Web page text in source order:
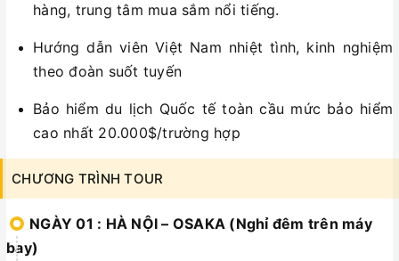
hàng, trung tâm mua sắm nổi tiếng.
Hướng dẫn viên Việt Nam nhiệt tình, kinh nghiệm
theo đoàn suốt tuyến
Bảo hiểm du lịch Quốc tế toàn cầu mức bảo hiểm
cao nhất 20.000$/trường hợp
CHƯƠNG TRÌNH TOUR
NGÀY 01 : HÀ NỘI – OSAKA (Nghỉ đêm trên máy
bay)